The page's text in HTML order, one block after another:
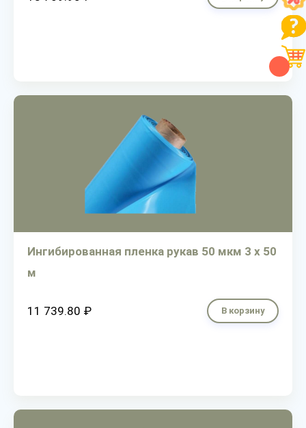
Ингибированная пленка рукав 50 мкм 3 х 50
м
11 739.80 ₽ В корзину